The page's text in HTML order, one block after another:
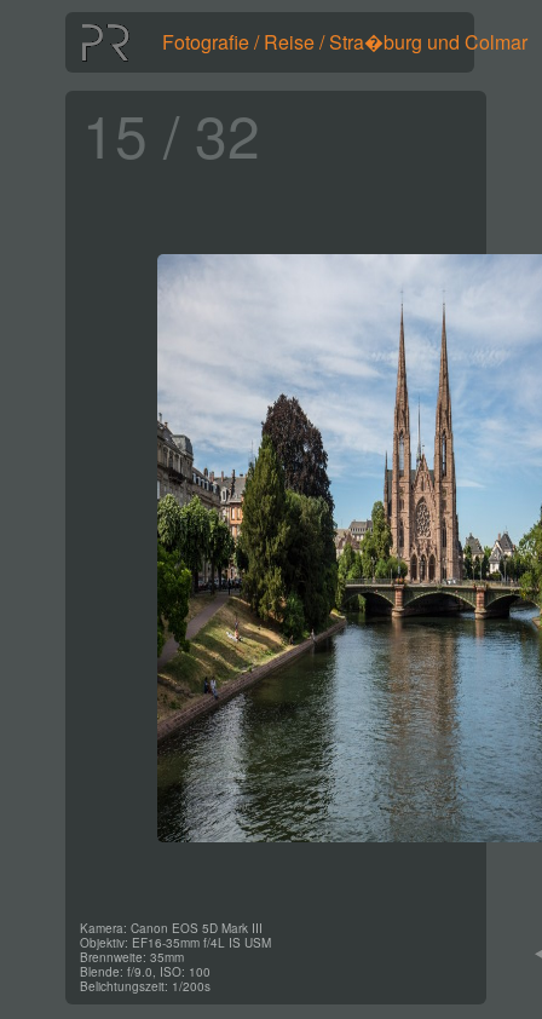
Fotografie/Reise/Stra�burg und Colmar
15 / 32
Kamera: Canon EOS 5D Mark III
Objektiv: EF16-35mm f/4L IS USM
Brennweite: 35mm
Blende: f/9.0, ISO: 100
Belichtungszeit: 1/200s